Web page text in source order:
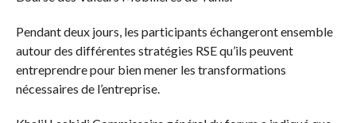
Pendant deux jours, les participants échangeront ensemble
autour des différentes stratégies RSE qu’ils peuvent
entreprendre pour bien mener les transformations
nécessaires de l’entreprise.